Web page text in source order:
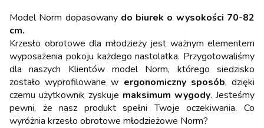
Model Norm dopasowany do biurek o wysokości 70-82
cm.
Krzesło obrotowe dla młodzieży jest ważnym elementem
wyposażenia pokoju każdego nastolatka. Przygotowaliśmy
dla naszych Klientów model Norm, którego siedzisko
zostało wyprofilowane w ergonomiczny sposób, dzięki
czemu użytkownik zyskuje maksimum wygody. Jesteśmy
pewni, że nasz produkt spełni Twoje oczekiwania. Co
wyróżnia krzesło obrotowe młodzieżowe Norm?